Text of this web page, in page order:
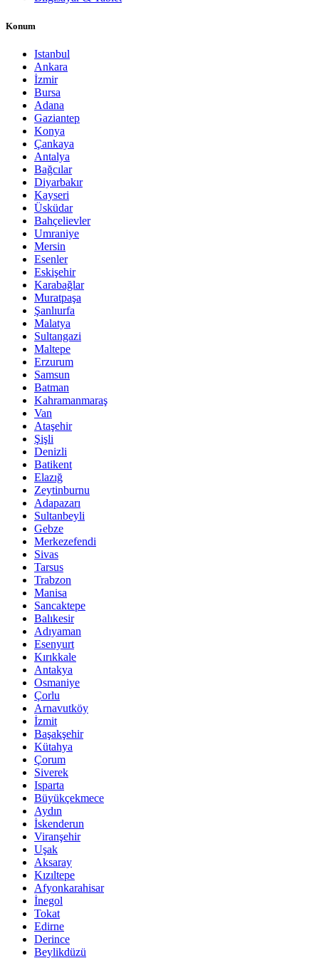
Konum
Istanbul
Ankara
İzmir
Bursa
Adana
Gaziantep
Konya
Çankaya
Antalya
Bağcılar
Diyarbakır
Kayseri
Üsküdar
Bahçelievler
Umraniye
Mersin
Esenler
Eskişehir
Karabağlar
Muratpaşa
Şanlıurfa
Malatya
Sultangazi
Maltepe
Erzurum
Samsun
Batman
Kahramanmaraş
Van
Ataşehir
Şişli
Denizli
Batikent
Elazığ
Zeytinburnu
Adapazarı
Sultanbeyli
Gebze
Merkezefendi
Sivas
Tarsus
Trabzon
Manisa
Sancaktepe
Balıkesir
Adıyaman
Esenyurt
Kırıkkale
Antakya
Osmaniye
Çorlu
Arnavutköy
İzmit
Başakşehir
Kütahya
Çorum
Siverek
Isparta
Büyükçekmece
Aydın
İskenderun
Viranşehir
Uşak
Aksaray
Kızıltepe
Afyonkarahisar
İnegol
Tokat
Edirne
Derince
Beylikdüzü